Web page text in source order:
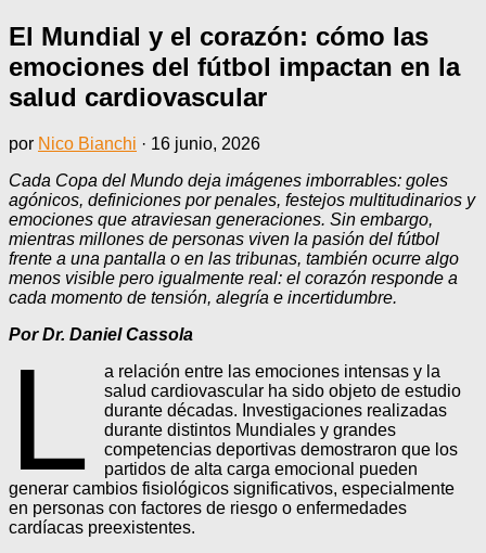
El Mundial y el corazón: cómo las
emociones del fútbol impactan en la
salud cardiovascular
por Nico Bianchi · 16 junio, 2026
Cada Copa del Mundo deja imágenes imborrables: goles
agónicos, definiciones por penales, festejos multitudinarios y
emociones que atraviesan generaciones. Sin embargo,
mientras millones de personas viven la pasión del fútbol
frente a una pantalla o en las tribunas, también ocurre algo
menos visible pero igualmente real: el corazón responde a
cada momento de tensión, alegría e incertidumbre.
Por Dr. Daniel Cassola
L
a relación entre las emociones intensas y la
salud cardiovascular ha sido objeto de estudio
durante décadas. Investigaciones realizadas
durante distintos Mundiales y grandes
competencias deportivas demostraron que los
partidos de alta carga emocional pueden
generar cambios fisiológicos significativos, especialmente
en personas con factores de riesgo o enfermedades
cardíacas preexistentes.